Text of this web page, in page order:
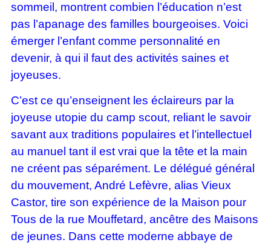
sommeil, montrent combien l’éducation n’est
pas l’apanage des familles bourgeoises. Voici
émerger l’enfant comme personnalité en
devenir, à qui il faut des activités saines et
joyeuses.
C’est ce qu’enseignent les éclaireurs par la
joyeuse utopie du camp scout, reliant le savoir
savant aux traditions populaires et l’intellectuel
au manuel tant il est vrai que la tête et la main
ne créent pas séparément. Le délégué général
du mouvement, André Lefèvre, alias Vieux
Castor, tire son expérience de la Maison pour
Tous de la rue Mouffetard, ancêtre des Maisons
de jeunes. Dans cette moderne abbaye de